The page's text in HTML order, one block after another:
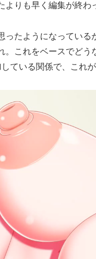
よりも早く編集が終
ったようになっている
。これをベースでどう
ている関係で、これ